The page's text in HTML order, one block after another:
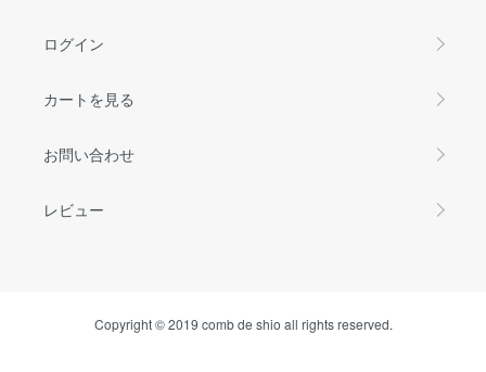
ログイン
カートを見る
お問い合わせ
レビュー
Copyright © 2019 comb de shio all rights reserved.